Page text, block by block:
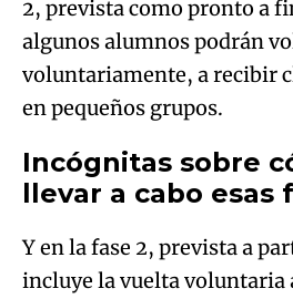
2, prevista como pronto a
algunos alumnos podrán
voluntariamente, a recibir
en pequeños grupos.
Incógnitas sobre
llevar a cabo esas
Y en la fase 2, prevista a
incluye la vuelta voluntaria